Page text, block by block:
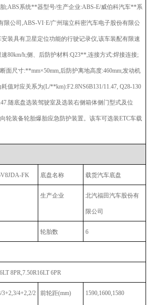
;ABS系统**器型号/生产企业:ABS-E/威伯科汽车**系
限公司,ABS-VI·E/广州瑞立科密汽车电子股份有限公
安装具有卫星定位功能的行驶记录仪,该车装配有限速
速80km/h;侧、后防护材料:Q23**,连接方式:焊接连接;
面尺寸:**mm×50mm,后防护离地高度:460mm;发动机
值对应关系为(L/**km):F2.8NS6B131/11.47, Q28-130
随底盘选装驾驶室及选装右侧箱体侧门型式及位
轮装备轮胎爆胎应急防护装置。该车可选装ETC车载
FK 底盘名称 载货汽车底盘
生产企业 北汽福田汽车股份有
限公司
轮胎数 6
8PR,7.50R16LT 6PR
3+2,3/4+2,2/2 前轮距(mm) 1590,1600,1580